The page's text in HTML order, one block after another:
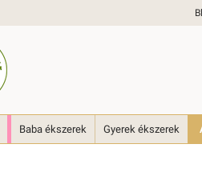
Baba ékszerek Gyerek ékszerek